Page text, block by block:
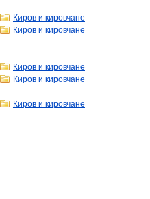
Киров и кировчане
Киров и кировчане
Киров и кировчане
Киров и кировчане
Киров и кировчане